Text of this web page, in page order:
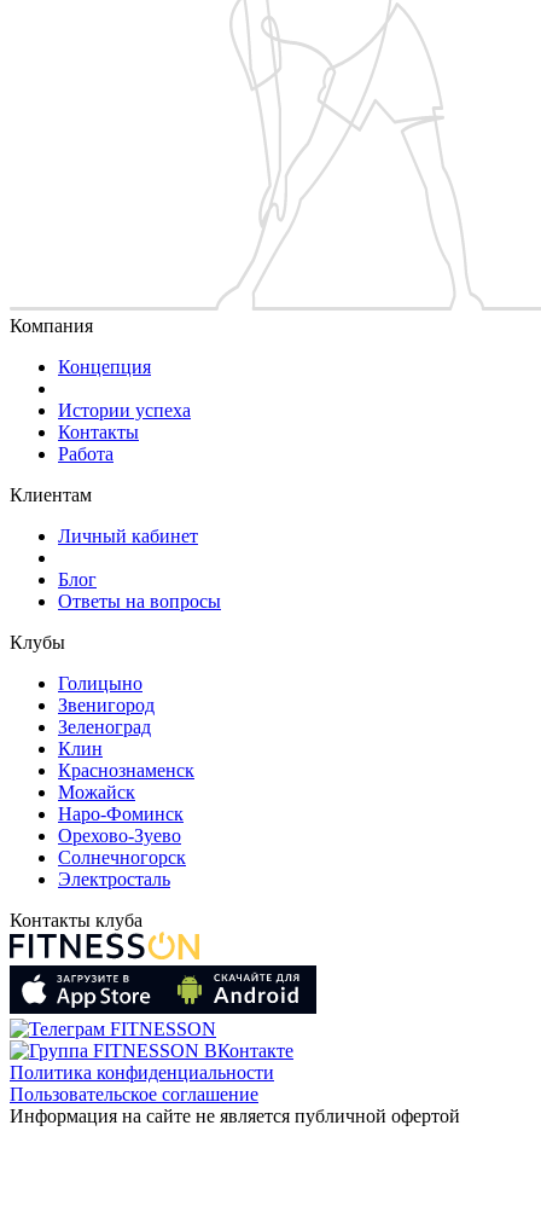
Компания
Концепция
Истории успеха
Контакты
Работа
Клиентам
Личный кабинет
Блог
Ответы на вопросы
Клубы
Голицыно
Звенигород
Зеленоград
Клин
Краснознаменск
Можайск
Наро-Фоминск
Орехово-Зуево
Солнечногорск
Электросталь
Контакты клуба
Политика конфиденциальности
Пользовательское соглашение
Информация на сайте не является публичной офертой